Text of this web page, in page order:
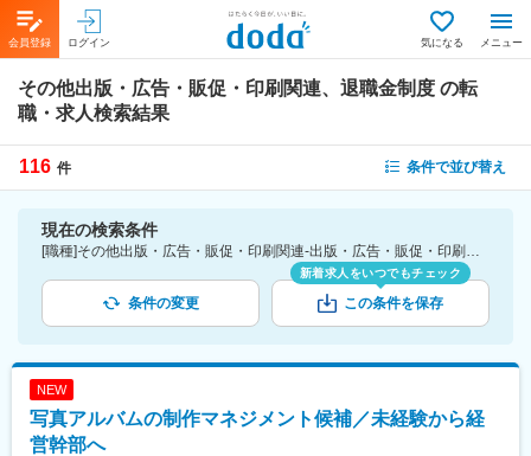
会員登録 ログイン 気になる メニュー
その他出版・広告・販促・印刷関連、退職金制度 の転
職・求人検索結果
116 件 条件で並び替え
現在の検索条件
[職種]その他出版・広告・販促・印刷関連-出版・広告・販促・印刷 [詳細条件](待遇・福利厚生)退職金制度
条件の変更
新着求人をいつでもチェック
この条件を保存
NEW
写真アルバムの制作マネジメント候補／未経験から経
営幹部へ